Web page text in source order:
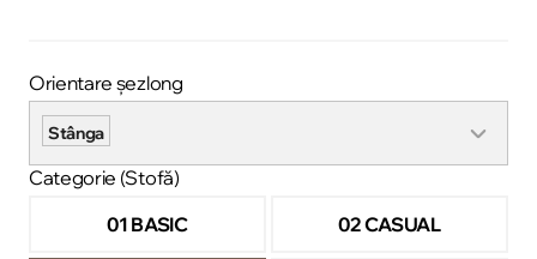
Orientare șezlong
Stânga
Categorie (Stofă)
01 BASIC
02 CASUAL